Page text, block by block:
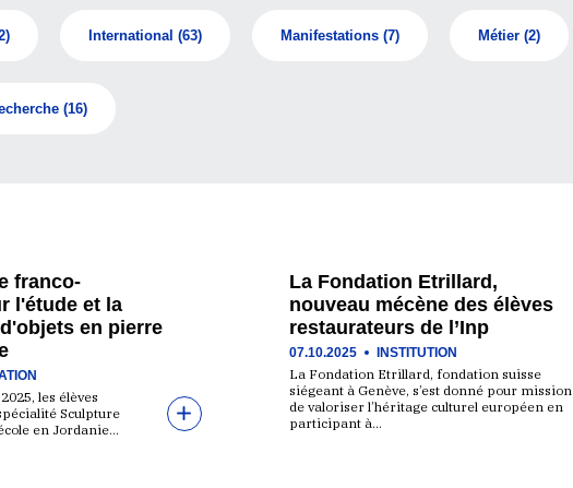
International (63) Manifestations (7) Métier (2)
(16)
franco-
l'étude et la
en pierre
les élèves
Sculpture
en Jordanie…
La Fondation Etrillard,
nouveau mécène des élèves
restaurateurs de l’Inp
07.10.2025 INSTITUTION
La Fondation Etrillard, fondation suisse
siégeant à Genève, s’est donné pour mission
de valoriser l’héritage culturel européen en
participant à…